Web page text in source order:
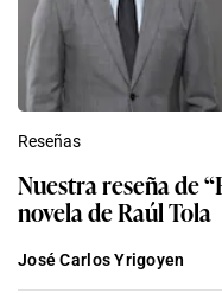
Reseñas
Nuestra reseña de
novela de Raúl Tola
José Carlos Yrigoyen